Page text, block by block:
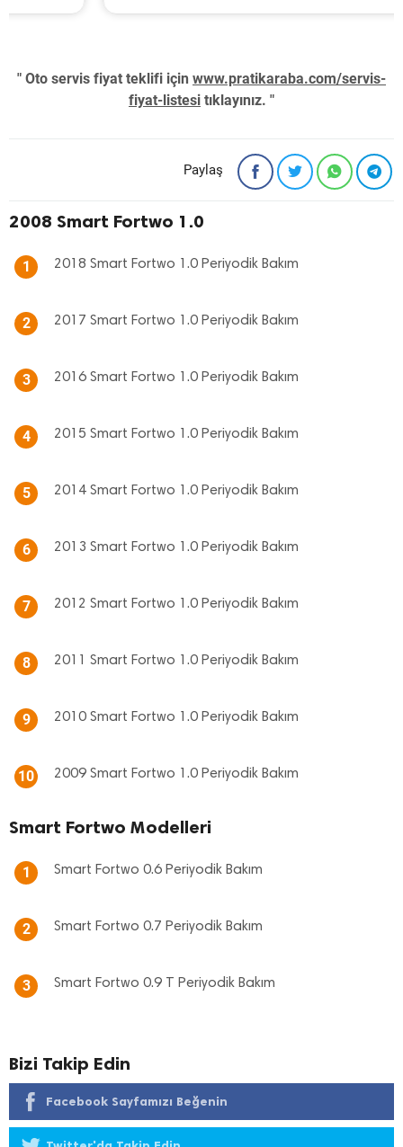
" Oto servis fiyat teklifi için www.pratikaraba.com/servis-
fiyat-listesi tıklayınız. "
Paylaş
2008 Smart Fortwo 1.0
1 2018 Smart Fortwo 1.0 Periyodik Bakım
2 2017 Smart Fortwo 1.0 Periyodik Bakım
3 2016 Smart Fortwo 1.0 Periyodik Bakım
4 2015 Smart Fortwo 1.0 Periyodik Bakım
5 2014 Smart Fortwo 1.0 Periyodik Bakım
6 2013 Smart Fortwo 1.0 Periyodik Bakım
7 2012 Smart Fortwo 1.0 Periyodik Bakım
8 2011 Smart Fortwo 1.0 Periyodik Bakım
9 2010 Smart Fortwo 1.0 Periyodik Bakım
10 2009 Smart Fortwo 1.0 Periyodik Bakım
Smart Fortwo Modelleri
1 Smart Fortwo 0.6 Periyodik Bakım
2 Smart Fortwo 0.7 Periyodik Bakım
3 Smart Fortwo 0.9 T Periyodik Bakım
Bizi Takip Edin
Facebook Sayfamızı Beğenin